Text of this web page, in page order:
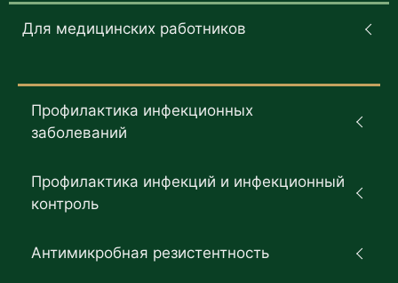
Для медицинских работников
Профилактика инфекционных
заболеваний
Профилактика инфекций и инфекционный
контроль
Антимикробная резистентность